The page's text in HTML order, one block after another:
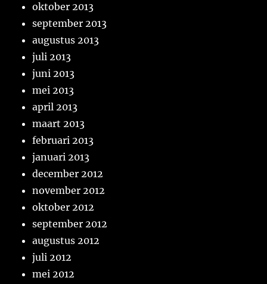
oktober 2013
september 2013
augustus 2013
juli 2013
juni 2013
mei 2013
april 2013
maart 2013
februari 2013
januari 2013
december 2012
november 2012
oktober 2012
september 2012
augustus 2012
juli 2012
mei 2012